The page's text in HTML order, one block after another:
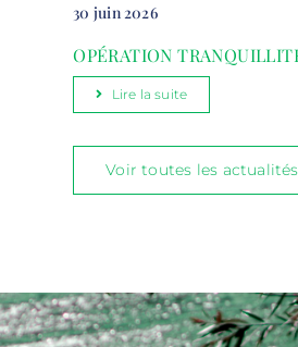
30 juin 2026
OPÉRATION
Lire la suite
Voir toutes les actualités